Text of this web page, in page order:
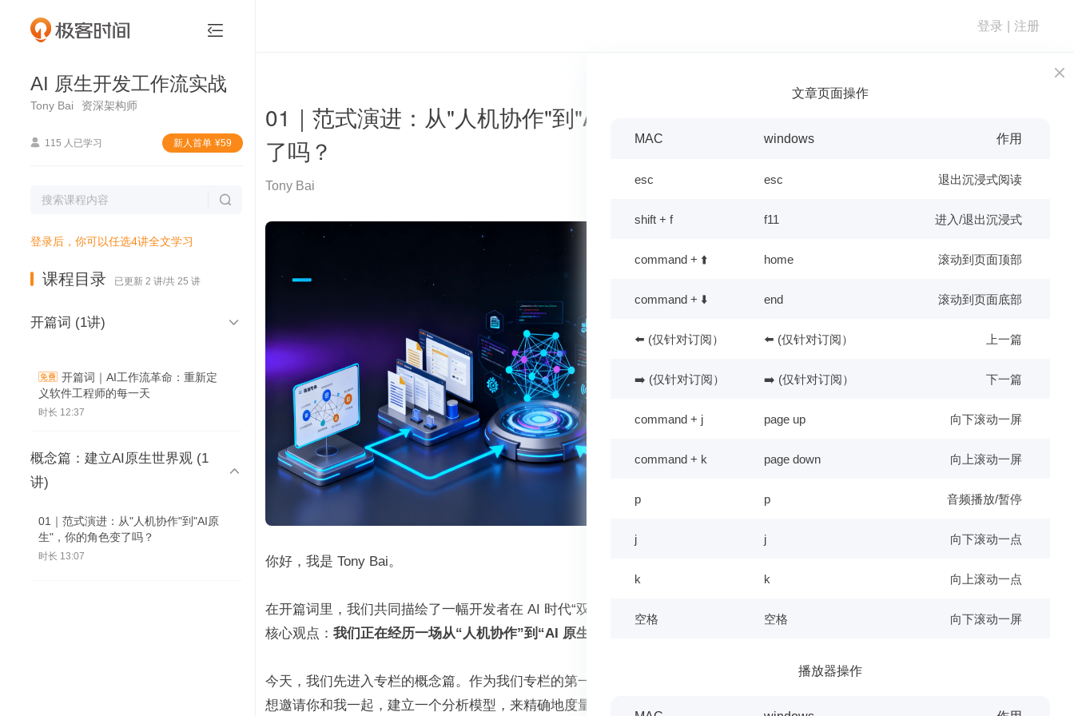

AI 原生开发工作流实战
Tony Bai 资深架构师
 115 人已学习 新⼈⾸单 ¥59

登录后，你可以任选4讲全文学习
课程目录 已更新 2 讲/共 25 讲
开篇词 (1讲) 
开篇词｜AI工作流革命：重新定
义软件工程师的每一天
时长 12:37
概念篇：建立AI原生世界观 (1
讲)

01｜范式演进：从"人机协作"到"AI原
生"，你的角色变了吗？
时长 13:07
 AI 原生开发工作流实战 登录 注册
01｜范式演进：从"人机协作"到"AI原生"，你的角色变
了吗？
Tony Bai
你好，我是 Tony Bai。
在开篇词里，我们共同描绘了一幅开发者在 AI 时代“双屏探戈”的生动画面，并提出了一个
核心观点： 我们正在经历一场从“人机协作”到“AI 原生”的深刻变革
今天，我们先进入专栏的概念篇。作为我们专栏的第一讲，我不想再泛泛地谈论趋势，而是
想邀请你和我一起，建立一个分析模型，来精确地度量这场变革的深度，并清晰地定位我们

文章页面操作
MAC windows 作用
esc esc 退出沉浸式阅读
shift + f f11 进入/退出沉浸式
command + ⬆️ home 滚动到页面顶部
command + ⬇️ end 滚动到页面底部
⬅️ (仅针对订阅） ⬅️ (仅针对订阅） 上一篇
➡️ (仅针对订阅） ➡️ (仅针对订阅） 下一篇
command + j page up 向下滚动一屏
command + k page down 向上滚动一屏
p p 音频播放/暂停
j j 向下滚动一点
k k 向上滚动一点
空格 空格 向下滚动一屏
播放器操作